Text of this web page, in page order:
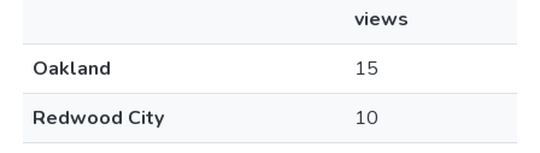
views
Oakland
15
Redwood City
10